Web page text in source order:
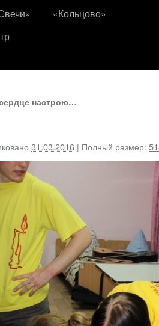
«Кольцово»
настрою…
31.03.2016 | Полный размер: